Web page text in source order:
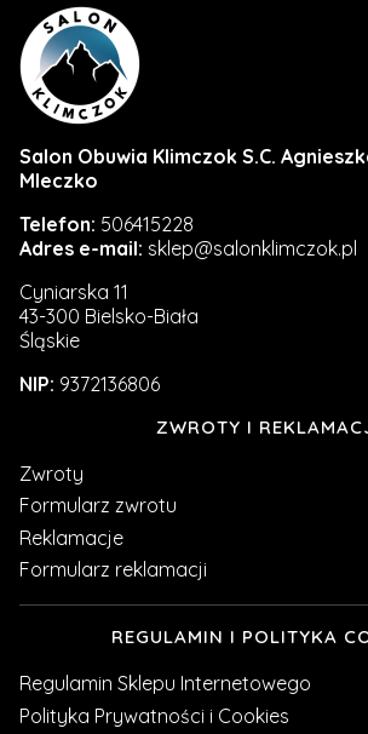
Salon Obuwia Klimczok S.C.
Mleczko
Telefon: 506415228
Adres e-mail: sklep@salonklimczok.pl
Cyniarska 11
43-300 Bielsko-Biała
Śląskie
NIP: 9372136806
Linki w stopceZWROTY I
Zwroty
Formularz zwrotu
Reklamacje
Formularz reklamacji
REGULAMIN I POLITYKA
Regulamin Sklepu Internetowego
Polityka Prywatności i Cookies